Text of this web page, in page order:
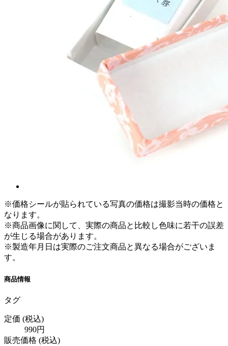
※価格シールが貼られている写真の価格は撮影当時の価格と
なります。
※商品画像に関して、実際の商品と比較し色味に若干の誤差
が生じる場合があります。
※製造年月日は実際のご注文商品と異なる場合がございま
す。
商品情報
タグ
定価 (税込)
990円
販売価格 (税込)